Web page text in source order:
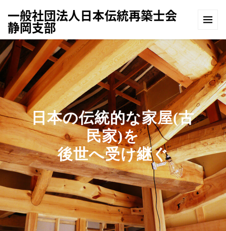
一般社団法人日本伝統再築士会
静岡支部
日本の伝統的な家屋(古
民家)を
後世へ受け継ぐ